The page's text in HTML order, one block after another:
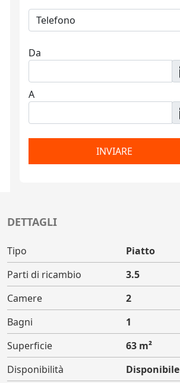
Da
A
INVIARE
DETTAGLI
Tipo
Piatto
Parti di ricambio
3.5
Camere
2
Bagni
1
Superficie
63 m²
Disponibilità
Disponibile